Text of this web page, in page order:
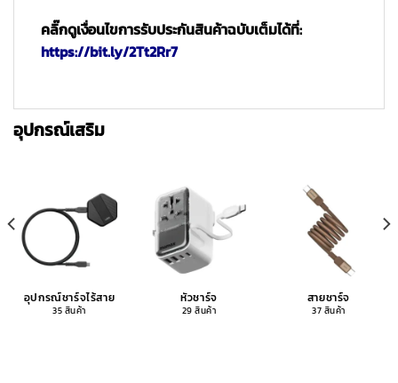
คลิ๊กดูเงื่อนไขการรับประกันสินค้าฉบับเต็มได้ที่:
https://bit.ly/2Tt2Rr7
อุปกรณ์เสริม
อุปกรณ์ชาร์จไร้สาย
35 สินค้า
หัวชาร์จ
29 สินค้า
สายชาร์จ
37 สินค้า